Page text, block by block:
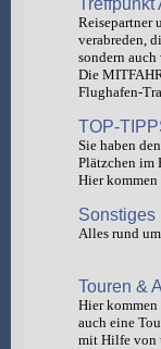
Reisepartner
verabreden,
sondern
Die
Flughafen-
TOP-
Sie haben
Plätzchen im
Hier kommen
Sonstiges
Alles rund
Touren &
Hier
auch eine
mit Hilfe von